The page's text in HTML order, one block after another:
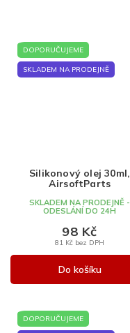
DOPORUČUJEME
SKLADEM NA PRODEJNĚ
Silikonový olej 30ml,
AirsoftParts
SKLADEM NA PRODEJNĚ -
ODESLÁNÍ DO 24H
81 Kč bez DPH
98 Kč
Do košíku
DOPORUČUJEME